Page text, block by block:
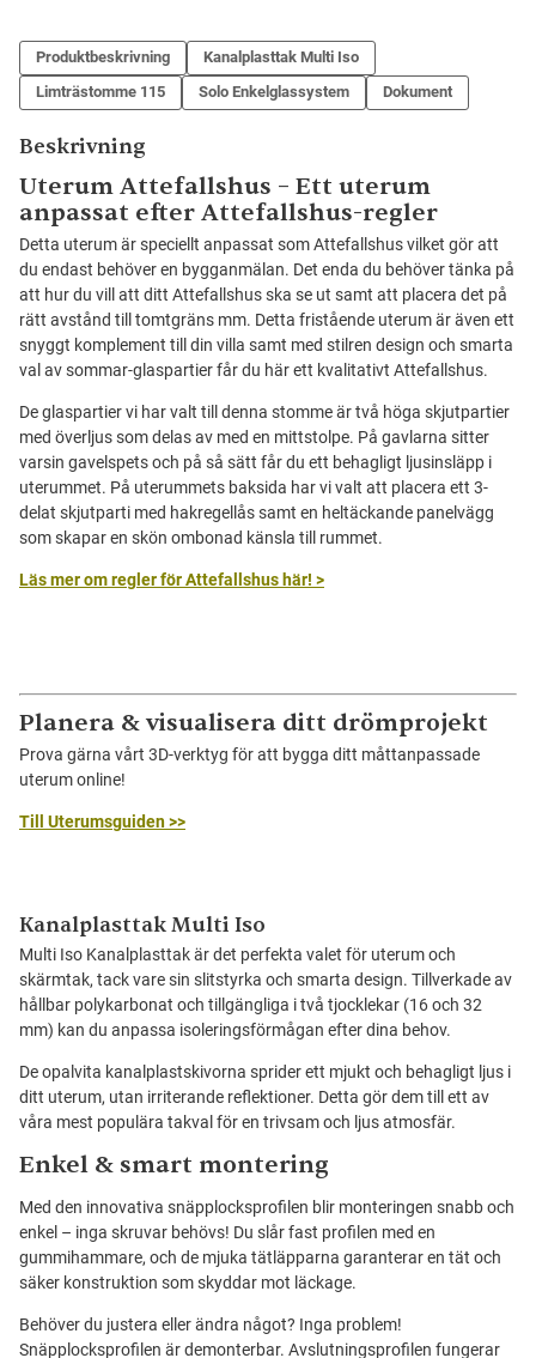
Produktbeskrivning
Kanalplasttak Multi Iso
Limträstomme 115
Solo Enkelglassystem Dokument
Beskrivning
Uterum Attefallshus – Ett uterum
anpassat efter Attefallshus-regler
Detta uterum är speciellt anpassat som Attefallshus vilket gör att
du endast behöver en bygganmälan. Det enda du behöver tänka på
att hur du vill att ditt Attefallshus ska se ut samt att placera det på
rätt avstånd till tomtgräns mm. Detta fristående uterum är även ett
snyggt komplement till din villa samt med stilren design och smarta
val av sommar-glaspartier får du här ett kvalitativt Attefallshus.
De glaspartier vi har valt till denna stomme är två höga skjutpartier
med överljus som delas av med en mittstolpe. På gavlarna sitter
varsin gavelspets och på så sätt får du ett behagligt ljusinsläpp i
uterummet. På uterummets baksida har vi valt att placera ett 3-
delat skjutparti med hakregellås samt en heltäckande panelvägg
som skapar en skön ombonad känsla till rummet.
Läs mer om regler för Attefallshus här! >
Planera & visualisera ditt drömprojekt
Prova gärna vårt 3D-verktyg för att bygga ditt måttanpassade
uterum online!
Till Uterumsguiden >>
Kanalplasttak Multi Iso
Multi Iso Kanalplasttak är det perfekta valet för uterum och
skärmtak, tack vare sin slitstyrka och smarta design. Tillverkade av
hållbar polykarbonat och tillgängliga i två tjocklekar (16 och 32
mm) kan du anpassa isoleringsförmågan efter dina behov.
De opalvita kanalplastskivorna sprider ett mjukt och behagligt ljus i
ditt uterum, utan irriterande reflektioner. Detta gör dem till ett av
våra mest populära takval för en trivsam och ljus atmosfär.
Enkel & smart montering
Med den innovativa snäpplocksprofilen blir monteringen snabb och
enkel – inga skruvar behövs! Du slår fast profilen med en
gummihammare, och de mjuka tätläpparna garanterar en tät och
säker konstruktion som skyddar mot läckage.
Behöver du justera eller ändra något? Inga problem!
Snäpplocksprofilen är demonterbar. Avslutningsprofilen fungerar